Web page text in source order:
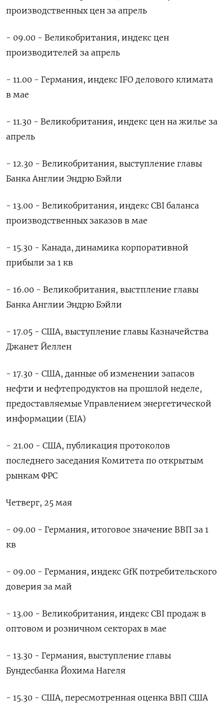
производственных цен за апрель
- 09.00 - Великобритания, индекс цен
производителей за апрель
- 11.00 - Германия, индекс IFO делового климата
в мае
- 11.30 - Великобритания, индекс цен на жилье за
апрель
- 12.30 - Великобритания, выступление главы
Банка Англии Эндрю Бэйли
- 13.00 - Великобритания, индекс CBI баланса
производственных заказов в мае
- 15.30 - Канада, динамика корпоративной
прибыли за 1 кв
- 16.00 - Великобритания, выстпление главы
Банка Англии Эндрю Бэйли
- 17.05 - США, выступление главы Казначейства
Джанет Йеллен
- 17.30 - США, данные об изменении запасов
нефти и нефтепродуктов на прошлой неделе,
предоставляемые Управлением энергетической
информации (EIA)
- 21.00 - США, публикация протоколов
последнего заседания Комитета по открытым
рынкам ФРС
Четверг, 25 мая
- 09.00 - Германия, итоговое значение ВВП за 1
кв
- 09.00 - Германия, индекс GfK потребительского
доверия за май
- 13.00 - Великобритания, индекс CBI продаж в
оптовом и розничном секторах в мае
- 13.30 - Германия, выступление главы
Бундесбанка Йохима Нагеля
- 15.30 - США, пересмотренная оценка ВВП США